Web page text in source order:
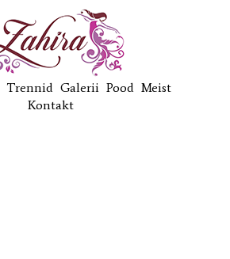
Trennid Galerii Pood Meist
Kontakt